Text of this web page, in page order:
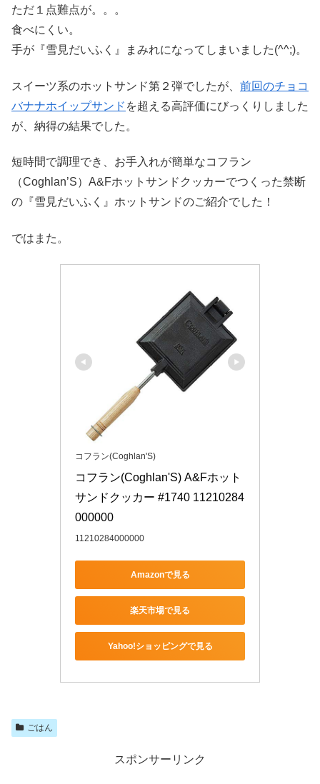
ただ１点難点が。。。
食べにくい。
手が『雪見だいふく』まみれになってしまいました(^^;)。
スイーツ系のホットサンド第２弾でしたが、 前回のチョコ
バナナホイップサンド を超える高評価にびっくりしました
が、納得の結果でした。
短時間で調理でき、お手入れが簡単なコフラン
（Coghlan’S）A&Fホットサンドクッカーでつくった禁断
の『雪見だいふく』ホットサンドのご紹介でした！
ではまた。
コフラン(Coghlan'S)
コフラン(Coghlan'S) A&Fホット
サンドクッカー #1740 11210284
000000
11210284000000
Amazonで見る
楽天市場で見る
Yahoo!ショッピングで見る
ごはん
スポンサーリンク